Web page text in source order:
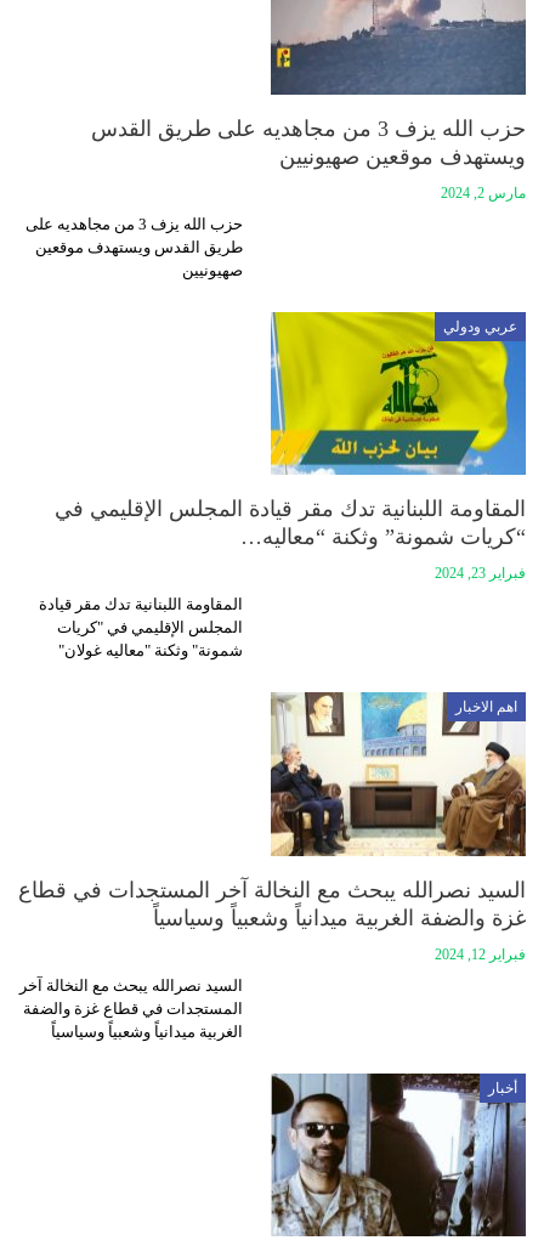
حزب الله يزف 3 من مجاهديه على طريق القدس
ويستهدف موقعين صهيونيين
مارس 2, 2024
حزب الله يزف 3 من مجاهديه على
طريق القدس ويستهدف موقعين
صهيونيين
عربي ودولي
المقاومة اللبنانية تدك مقر قيادة المجلس الإقليمي في
“كريات شمونة” وثكنة “معاليه…
فبراير 23, 2024
المقاومة اللبنانية تدك مقر قيادة
المجلس الإقليمي في "كريات
شمونة" وثكنة "معاليه غولان"
اهم الاخبار
السيد نصرالله يبحث مع النخالة آخر المستجدات في ‏قطاع
غزة والضفة الغربية ميدانياً وشعبياً وسياسياً
فبراير 12, 2024
السيد نصرالله يبحث مع النخالة آخر
المستجدات في ‏قطاع غزة والضفة
الغربية ميدانياً وشعبياً وسياسياً
أخبار